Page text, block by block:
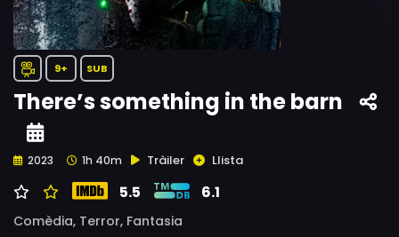
9+ SUB
There’s something in the barn
2023 1h 40m Tràiler Llista
5.5 6.1
Comèdia, Terror, Fantasia